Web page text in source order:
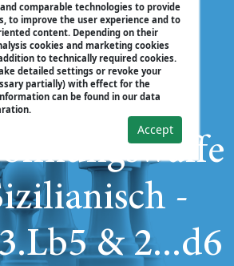
comparable technologies to provide
to improve the user experience and to
content. Depending on their
cookies and marketing cookies
to technically required cookies.
detailed settings or revoke your
partially) with effect for the
can be found in our data
Accept
-
& 2...d6